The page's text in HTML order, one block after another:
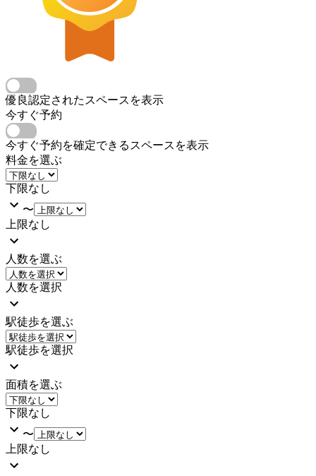
優良認定されたスペースを表示
今すぐ予約
今すぐ予約を確定できるスペースを表示
料金を選ぶ
下限なし
〜
上限なし
人数を選ぶ
人数を選択
駅徒歩を選ぶ
駅徒歩を選択
面積を選ぶ
下限なし
〜
上限なし